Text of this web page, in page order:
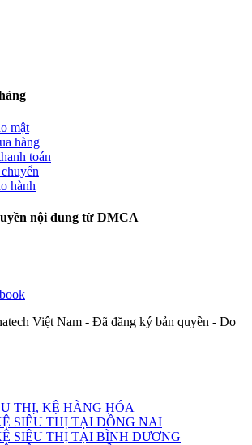
mật
hàng
toán
hành
nội dung từ DMCA
Việt Nam - Đã đăng ký bản quyền - Do
THỊ, KỆ HÀNG HÓA
SIÊU THỊ TẠI ĐỒNG NAI
SIÊU THỊ TẠI BÌNH DƯƠNG